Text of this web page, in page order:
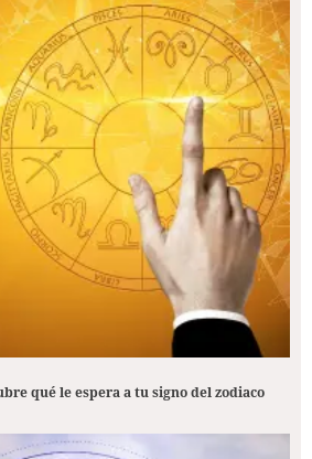
qué le espera a tu signo del zodiaco